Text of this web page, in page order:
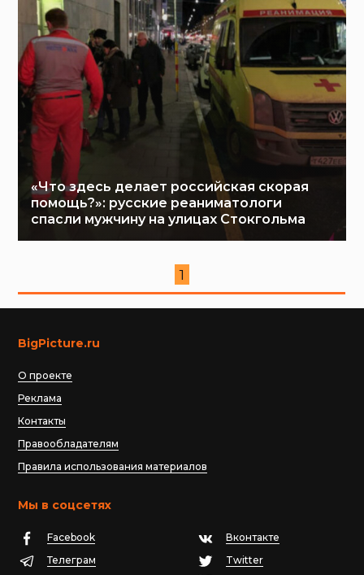
«Что здесь делает российская скорая
помощь?»: русские реаниматологи
спасли мужчину на улицах Стокгольма
1
BigPicture.ru
О проекте
Реклама
Контакты
Правообладателям
Правила использования материалов
Мы в соцсетях
Facebook
Вконтакте
Телеграм
Twitter